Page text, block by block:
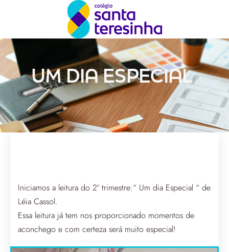
UM DIA ESPECIAL
Iniciamos a leitura do 2º trimestre:“ Um dia Especial “ de
Léia Cassol.
Essa leitura já tem nos proporcionado momentos de
aconchego e com certeza será muito especial!